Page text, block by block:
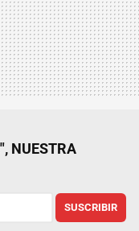
NUESTRA
SUSCRIBIR